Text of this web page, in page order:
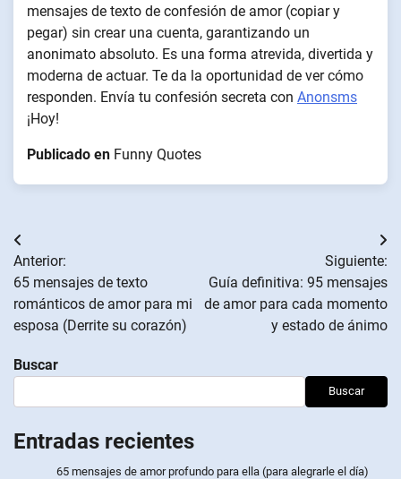
mensajes de texto de confesión de amor (copiar y
pegar) sin crear una cuenta, garantizando un
anonimato absoluto. Es una forma atrevida, divertida y
moderna de actuar. Te da la oportunidad de ver cómo
responden. Envía tu confesión secreta con Anonsms
¡Hoy!
Publicado en Funny Quotes
Navegación
de
entradas
Anterior:
65 mensajes de texto
románticos de amor para mi
esposa (Derrite su corazón)
Siguiente:
Guía definitiva: 95 mensajes
de amor para cada momento
y estado de ánimo
Buscar
Buscar
Entradas recientes
65 mensajes de amor profundo para ella (para alegrarle el día)